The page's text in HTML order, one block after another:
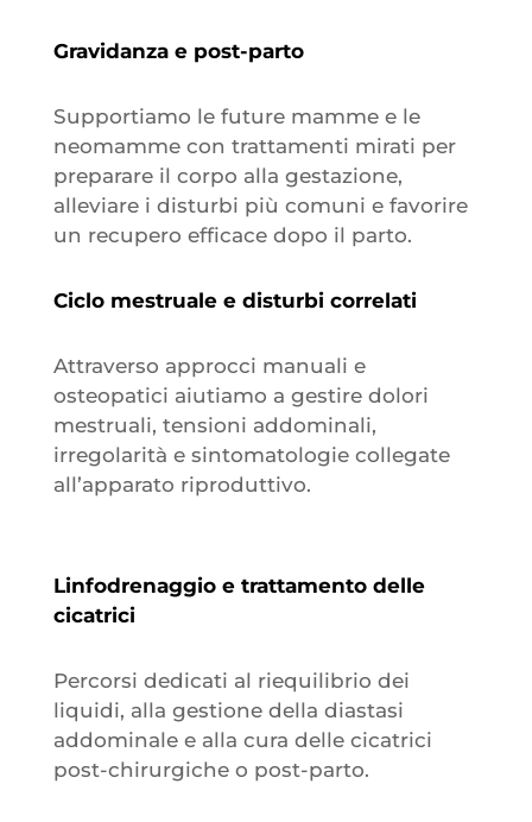
Gravidanza e post-parto
Supportiamo le future mamme e le
neomamme con trattamenti mirati per
preparare il corpo alla gestazione,
alleviare i disturbi più comuni e favorire
un recupero efficace dopo il parto.
Ciclo mestruale e disturbi correlati
Attraverso approcci manuali e
osteopatici aiutiamo a gestire dolori
mestruali, tensioni addominali,
irregolarità e sintomatologie collegate
all’apparato riproduttivo.
Linfodrenaggio e trattamento delle
cicatrici
Percorsi dedicati al riequilibrio dei
liquidi, alla gestione della diastasi
addominale e alla cura delle cicatrici
post-chirurgiche o post-parto.